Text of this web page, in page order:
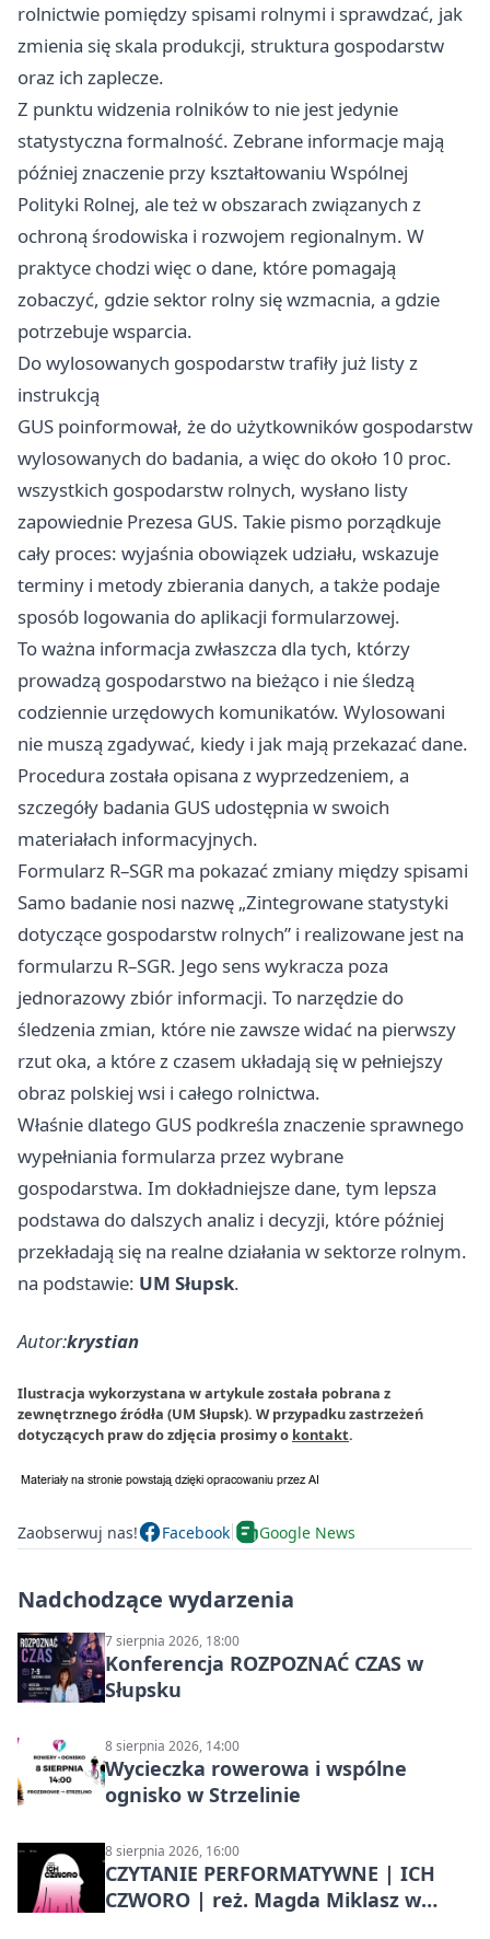
rolnictwie pomiędzy spisami rolnymi i sprawdzać, jak
zmienia się skala produkcji, struktura gospodarstw
oraz ich zaplecze.
Z punktu widzenia rolników to nie jest jedynie
statystyczna formalność. Zebrane informacje mają
później znaczenie przy kształtowaniu Wspólnej
Polityki Rolnej, ale też w obszarach związanych z
ochroną środowiska i rozwojem regionalnym. W
praktyce chodzi więc o dane, które pomagają
zobaczyć, gdzie sektor rolny się wzmacnia, a gdzie
potrzebuje wsparcia.
Do wylosowanych gospodarstw trafiły już listy z
instrukcją
GUS poinformował, że do użytkowników gospodarstw
wylosowanych do badania, a więc do około 10 proc.
wszystkich gospodarstw rolnych, wysłano listy
zapowiednie Prezesa GUS. Takie pismo porządkuje
cały proces: wyjaśnia obowiązek udziału, wskazuje
terminy i metody zbierania danych, a także podaje
sposób logowania do aplikacji formularzowej.
To ważna informacja zwłaszcza dla tych, którzy
prowadzą gospodarstwo na bieżąco i nie śledzą
codziennie urzędowych komunikatów. Wylosowani
nie muszą zgadywać, kiedy i jak mają przekazać dane.
Procedura została opisana z wyprzedzeniem, a
szczegóły badania GUS udostępnia w swoich
materiałach informacyjnych.
Formularz R–SGR ma pokazać zmiany między spisami
Samo badanie nosi nazwę „Zintegrowane statystyki
dotyczące gospodarstw rolnych” i realizowane jest na
formularzu R–SGR. Jego sens wykracza poza
jednorazowy zbiór informacji. To narzędzie do
śledzenia zmian, które nie zawsze widać na pierwszy
rzut oka, a które z czasem układają się w pełniejszy
obraz polskiej wsi i całego rolnictwa.
Właśnie dlatego GUS podkreśla znaczenie sprawnego
wypełniania formularza przez wybrane
gospodarstwa. Im dokładniejsze dane, tym lepsza
podstawa do dalszych analiz i decyzji, które później
przekładają się na realne działania w sektorze rolnym.
na podstawie: UM Słupsk.
Autor:krystian
Ilustracja wykorzystana w artykule została pobrana z
zewnętrznego źródła (UM Słupsk). W przypadku zastrzeżeń
dotyczących praw do zdjęcia prosimy o kontakt.
Zaobserwuj nas! Facebook Google News
Nadchodzące wydarzenia
7 sierpnia 2026, 18:00
Konferencja ROZPOZNAĆ CZAS w
Słupsku
8 sierpnia 2026, 14:00
Wycieczka rowerowa i wspólne
ognisko w Strzelinie
8 sierpnia 2026, 16:00
CZYTANIE PERFORMATYWNE | ICH
CZWORO | reż. Magda Miklasz w